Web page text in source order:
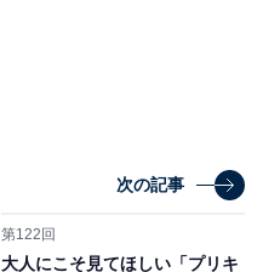
次の記事
第122回
大人にこそ見てほしい「プリキ